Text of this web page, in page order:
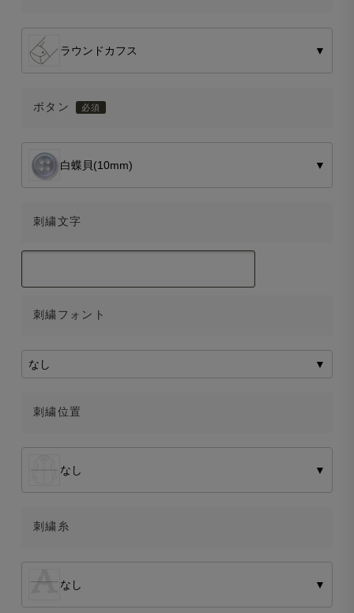
ラウンドカフス ▼
ボタン
白蝶貝(10mm) ▼
刺繍文字
刺繍フォント
なし ▼
刺繍位置
なし ▼
刺繍糸
なし ▼